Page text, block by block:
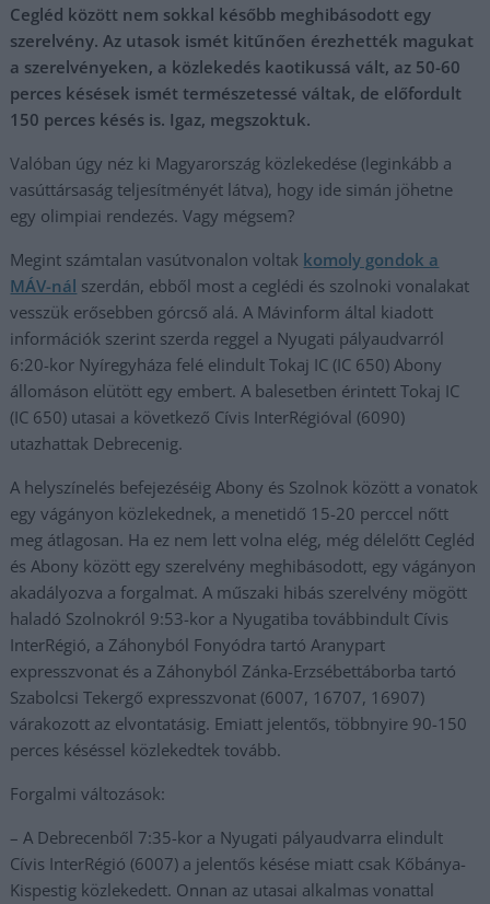
Cegléd között nem sokkal később meghibásodott egy
szerelvény. Az utasok ismét kitűnően érezhették magukat
a szerelvényeken, a közlekedés kaotikussá vált, az 50-60
perces késések ismét természetessé váltak, de előfordult
150 perces késés is. Igaz, megszoktuk.
Valóban úgy néz ki Magyarország közlekedése (leginkább a
vasúttársaság teljesítményét látva), hogy ide simán jöhetne
egy olimpiai rendezés. Vagy mégsem?
Megint számtalan vasútvonalon voltak komoly gondok a
MÁV-nál szerdán, ebből most a ceglédi és szolnoki vonalakat
vesszük erősebben górcső alá. A Mávinform által kiadott
információk szerint szerda reggel a Nyugati pályaudvarról
6:20-kor Nyíregyháza felé elindult Tokaj IC (IC 650) Abony
állomáson elütött egy embert. A balesetben érintett Tokaj IC
(IC 650) utasai a következő Cívis InterRégióval (6090)
utazhattak Debrecenig.
A helyszínelés befejezéséig Abony és Szolnok között a vonatok
egy vágányon közlekednek, a menetidő 15-20 perccel nőtt
meg átlagosan. Ha ez nem lett volna elég, még délelőtt Cegléd
és Abony között egy szerelvény meghibásodott, egy vágányon
akadályozva a forgalmat. A műszaki hibás szerelvény mögött
haladó Szolnokról 9:53-kor a Nyugatiba továbbindult Cívis
InterRégió, a Záhonyból Fonyódra tartó Aranypart
expresszvonat és a Záhonyból Zánka-Erzsébettáborba tartó
Szabolcsi Tekergő expresszvonat (6007, 16707, 16907)
várakozott az elvontatásig. Emiatt jelentős, többnyire 90-150
perces késéssel közlekedtek tovább.
Forgalmi változások:
– A Debrecenből 7:35-kor a Nyugati pályaudvarra elindult
Cívis InterRégió (6007) a jelentős késése miatt csak Kőbánya-
Kispestig közlekedett. Onnan az utasai alkalmas vonattal